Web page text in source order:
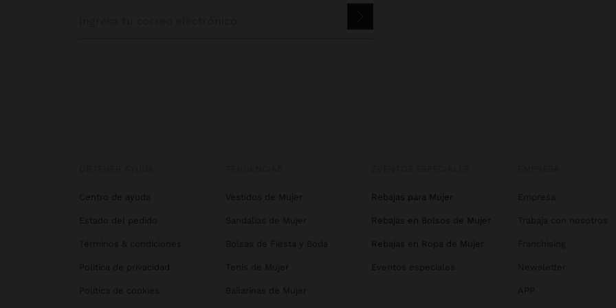
Centro de ayuda
Estado del pedido
Términos & condiciones
Política de privacidad
Política de cookies
Vestidos de Mujer
Sandalias de Mujer
Bolsas de Fiesta y Boda
Tenis de Mujer
Bailarinas de Mujer
Rebajas para Mujer
Rebajas en Bolsos de Mujer
Rebajas en Ropa de Mujer
Eventos especiales
Empresa
Trabaja con nosotros
Franchising
Newsletter
APP